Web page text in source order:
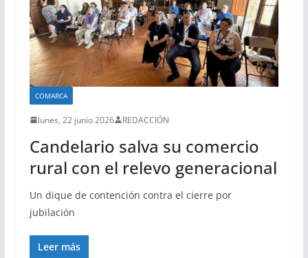
COMARCA
lunes, 22 junio 2026 REDACCIÓN
Candelario salva su comercio
rural con el relevo generacional
Un dique de contención contra el cierre por
jubilación
Leer más